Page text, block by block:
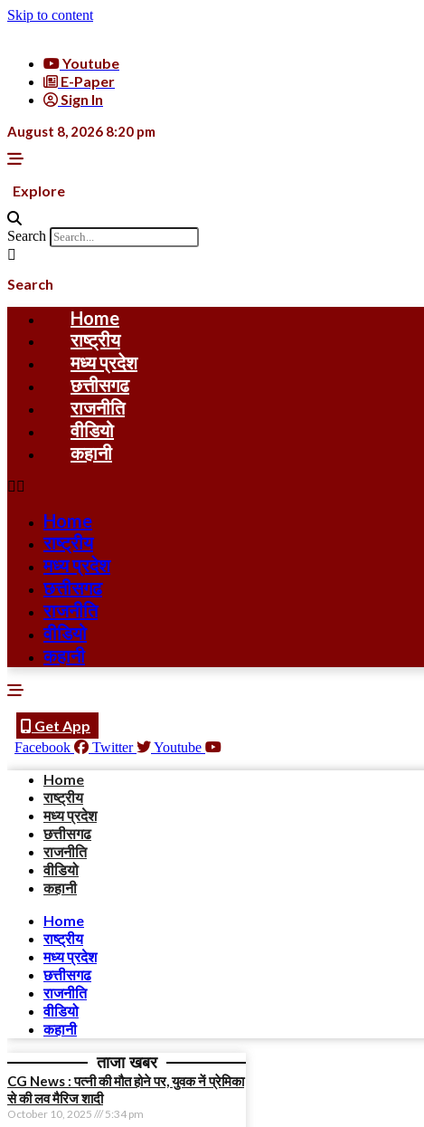
Skip to content
Youtube
E-Paper
Sign In
August 8, 2026 8:20 pm
Explore
Search
Search
Home
राष्ट्रीय
मध्य प्रदेश
छत्तीसगढ
राजनीति
वीडियो
कहानी
Home
राष्ट्रीय
मध्य प्रदेश
छत्तीसगढ
राजनीति
वीडियो
कहानी
Get App
Facebook Twitter Youtube
Home
राष्ट्रीय
मध्य प्रदेश
छत्तीसगढ
राजनीति
वीडियो
कहानी
Home
राष्ट्रीय
मध्य प्रदेश
छत्तीसगढ
राजनीति
वीडियो
कहानी
ताजा खबर
CG News : पत्नी की मौत होने पर, युवक नें प्रेमिका
से की लव मैरिज शादी
October 10, 2025 5:34 pm